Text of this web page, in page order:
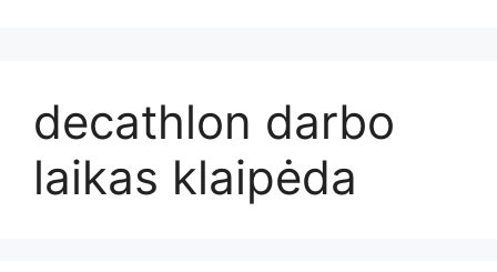
decathlon darbo
laikas klaipėda